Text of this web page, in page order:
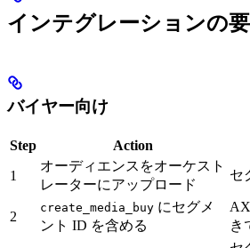
インテグレーションの
バイヤー向け
Step Action
1
オーディエンスをオーケスト
レーターにアップロード
セ
2
create_media_buy にセグメ
ント ID を含める
き